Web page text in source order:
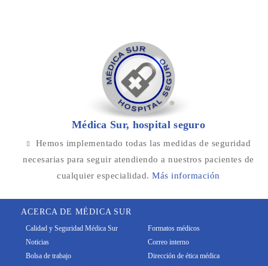
Médica Sur, hospital seguro
Hemos implementado todas las medidas de seguridad
necesarias para seguir atendiendo a nuestros pacientes de
cualquier especialidad.Más información
ACERCA DE MÉDICA SUR
Calidad y Seguridad Médica Sur
Noticias
Bolsa de trabajo
Formatos médicos
Correo interno
Dirección de ética médica